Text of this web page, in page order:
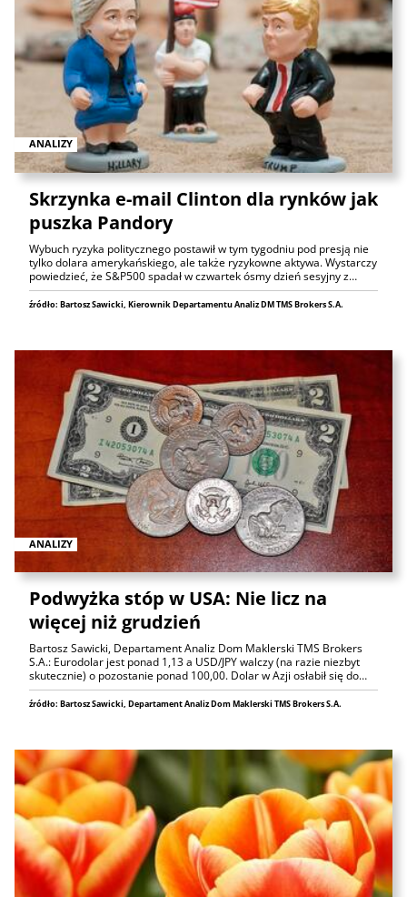
ANALIZY
Skrzynka e-mail Clinton dla rynków jak
puszka Pandory
Wybuch ryzyka politycznego postawił w tym tygodniu pod presją nie
tylko dolara amerykańskiego, ale także ryzykowne aktywa. Wystarczy
powiedzieć, że S&P500 spadał w czwartek ósmy dzień sesyjny z…
źródło: Bartosz Sawicki, Kierownik Departamentu Analiz DM TMS Brokers S.A.
ANALIZY
Podwyżka stóp w USA: Nie licz na
więcej niż grudzień
Bartosz Sawicki, Departament Analiz Dom Maklerski TMS Brokers
S.A.: Eurodolar jest ponad 1,13 a USD/JPY walczy (na razie niezbyt
skutecznie) o pozostanie ponad 100,00. Dolar w Azji osłabił się do…
źródło: Bartosz Sawicki, Departament Analiz Dom Maklerski TMS Brokers S.A.